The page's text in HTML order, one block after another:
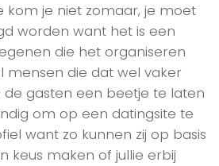
kom je niet zomaar, je moet
worden want het is een
die het organiseren
mensen die dat wel vaker
gasten een beetje te laten
om op een datingsite te
want zo kunnen zij op basis
keus maken of jullie erbij